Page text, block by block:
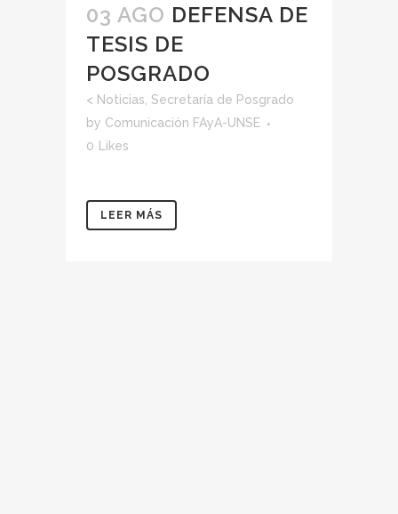
03 AGO DEFENSA DE
TESIS DE
POSGRADO
< Noticias Secretaría de Posgrado
by Comunicación FAyA-UNSE
0
Likes
LEER MÁS